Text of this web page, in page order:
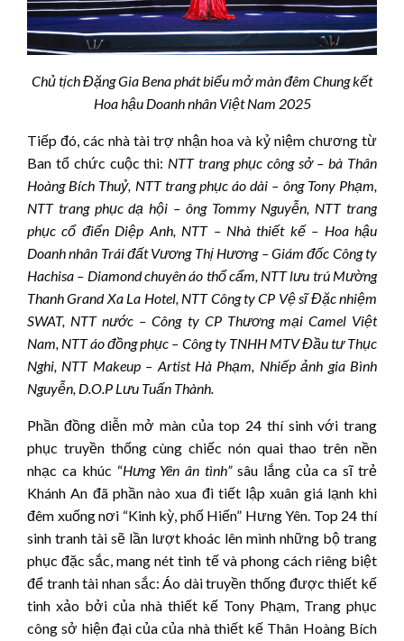
Chủ tịch Đặng Gia Bena phát biểu mở màn đêm Chung kết
Hoa hậu Doanh nhân Việt Nam 2025
Tiếp đó, các nhà tài trợ nhận hoa và kỷ niệm chương từ
Ban tổ chức cuộc thi: NTT trang phục công sở – bà Thân
Hoàng Bích Thuỷ, NTT trang phục áo dài – ông Tony Phạm,
NTT trang phục dạ hội – ông Tommy Nguyễn, NTT trang
phục cổ điển Diệp Anh, NTT – Nhà thiết kế – Hoa hậu
Doanh nhân Trái đất Vương Thị Hương – Giám đốc Công ty
Hachisa – Diamond chuyên áo thổ cẩm, NTT lưu trú Mường
Thanh Grand Xa La Hotel, NTT Công ty CP Vệ sĩ Đặc nhiệm
SWAT, NTT nước – Công ty CP Thương mại Camel Việt
Nam, NTT áo đồng phục – Công ty TNHH MTV Đầu tư Thục
Nghi, NTT Makeup – Artist Hà Phạm, Nhiếp ảnh gia Bình
Nguyễn, D.O.P Lưu Tuấn Thành.
Phần đồng diễn mở màn của top 24 thí sinh với trang
phục truyền thống cùng chiếc nón quai thao trên nền
nhạc ca khúc “Hưng Yên ân tình” sâu lắng của ca sĩ trẻ
Khánh An đã phần nào xua đi tiết lập xuân giá lạnh khi
đêm xuống nơi “Kinh kỳ, phố Hiến” Hưng Yên. Top 24 thí
sinh tranh tài sẽ lần lượt khoác lên mình những bộ trang
phục đặc sắc, mang nét tinh tế và phong cách riêng biệt
để tranh tài nhan sắc: Áo dài truyền thống được thiết kế
tinh xảo bởi của nhà thiết kế Tony Phạm, Trang phục
công sở hiện đại của của nhà thiết kế Thân Hoàng Bích